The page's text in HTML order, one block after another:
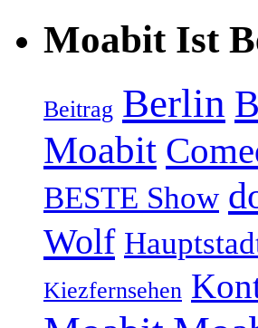
Moabit Ist
Beitrag Berlin
Moabit
BESTE Show
Wolf
Kiezfernsehen